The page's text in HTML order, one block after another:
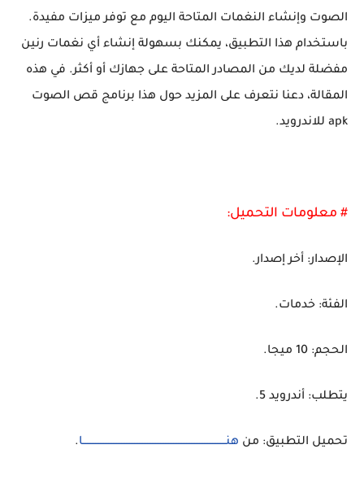
الصوت وإنشاء النغمات المتاحة اليوم مع توفر ميزات مفيدة.
باستخدام هذا التطبيق، يمكنك بسهولة إنشاء أي نغمات رنين
مفضلة لديك من المصادر المتاحة على جهازك أو أكثر. في هذه
المقالة، دعنا نتعرف على المزيد حول هذا برنامج قص الصوت
apk للاندرويد.
# معلومات التحميل:
الإصدار: أخر إصدار.
الفئة: خدمات.
الحجم: 10 ميجا.
يتطلب: أندرويد 5.
تحميل التطبيق: من هنــــــــــــــــــــــــــــــــــــــــــــــــــــــــــــــــــــــــــــــــــــــــا.